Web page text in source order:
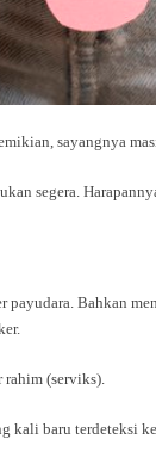
sayangnya
segera.
Bahkan
rahim (serviks).
kali baru terdeteksi